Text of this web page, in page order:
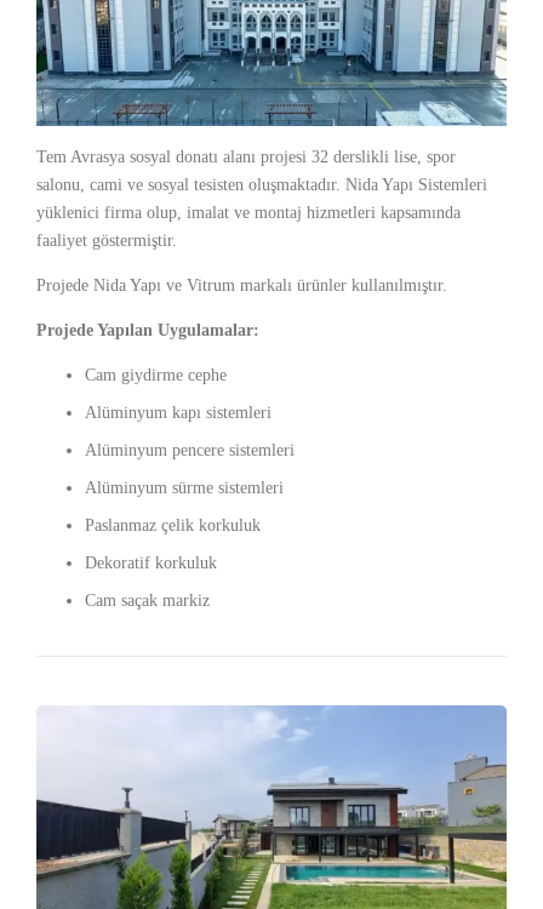
Tem Avrasya sosyal donatı alanı projesi 32 derslikli lise, spor
salonu, cami ve sosyal tesisten oluşmaktadır. Nida Yapı Sistemleri
yüklenici firma olup, imalat ve montaj hizmetleri kapsamında
faaliyet göstermiştir.
Projede Nida Yapı ve Vitrum markalı ürünler kullanılmıştır.
Projede Yapılan Uygulamalar:
Cam giydirme cephe
Alüminyum kapı sistemleri
Alüminyum pencere sistemleri
Alüminyum sürme sistemleri
Paslanmaz çelik korkuluk
Dekoratif korkuluk
Cam saçak markiz